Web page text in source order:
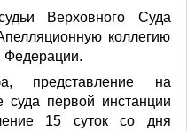
Верховного Суда
коллегию
Федерации.
представление на
первой инстанции
15 суток со дня